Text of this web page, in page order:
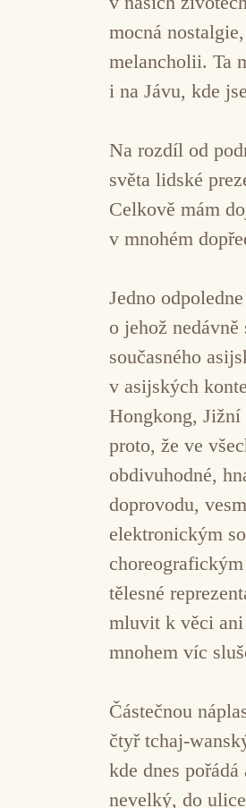
mocná
melancholii. Ta
i na Jávu, kde
Na rozdíl od
světa lidské
Celkově mám
v mnohém
Jedno
o jehož
současného
v asijských
Hongkong,
proto, že ve
obdivuhodné,
doprovodu,
elektronickým
tělesné
mluvit k věci ani
mnohem víc
Částečnou
čtyř tchaj-
kde dnes
nevelký, do